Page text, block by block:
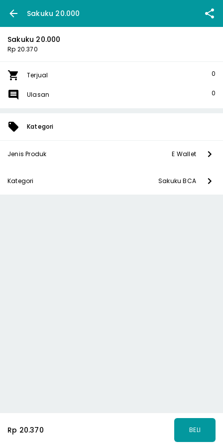
Sakuku 20.000
Sakuku 20.000
Rp 20.370
Terjual 0
Ulasan 0
Kategori
Jenis Produk E Wallet
Kategori Sakuku BCA
Rp 20.370 BELI